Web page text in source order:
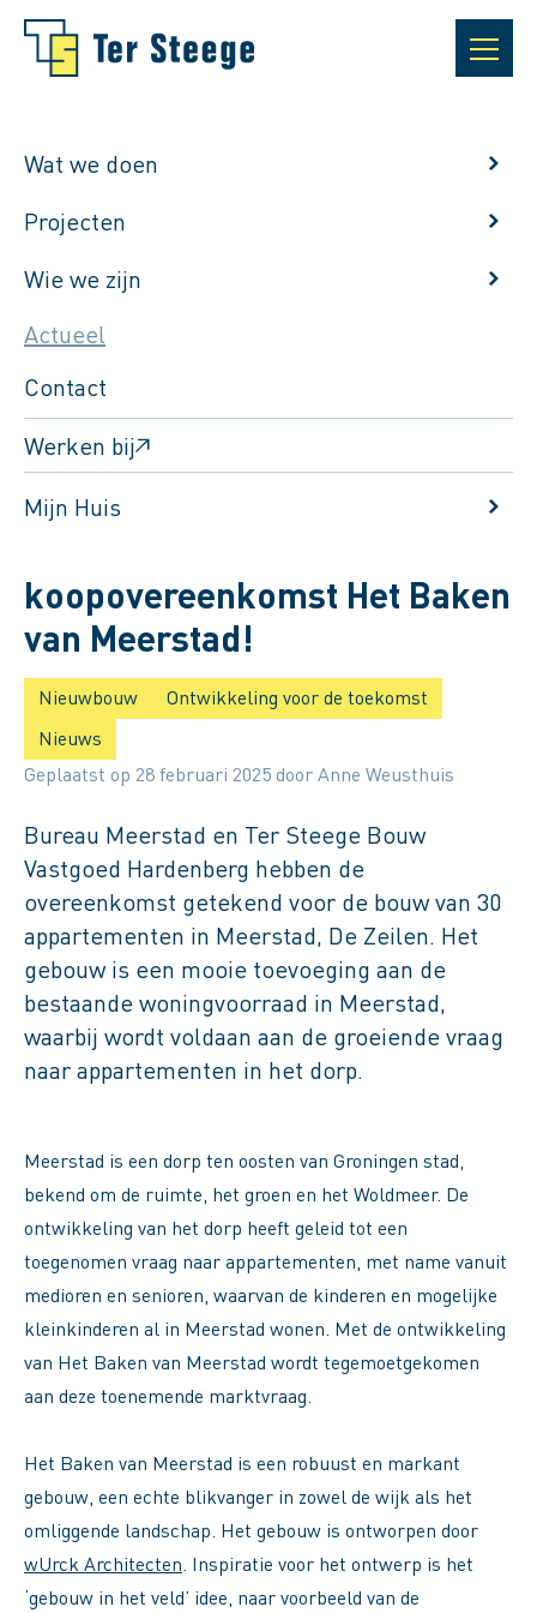
Wat we doen
Projecten
Wie we zijn
Actueel
Contact
Werken bij
Mijn Huis
Terug naar het actuele berichten overzicht
koopovereenkomst Het Baken
van Meerstad!
Nieuwbouw
Ontwikkeling voor de toekomst
Nieuws
Geplaatst op 28 februari 2025 door Anne Weusthuis
Bureau Meerstad en Ter Steege Bouw
Vastgoed Hardenberg hebben de
overeenkomst getekend voor de bouw van 30
appartementen in Meerstad, De Zeilen. Het
gebouw is een mooie toevoeging aan de
bestaande woningvoorraad in Meerstad,
waarbij wordt voldaan aan de groeiende vraag
naar appartementen in het dorp.
Meerstad is een dorp ten oosten van Groningen stad,
bekend om de ruimte, het groen en het Woldmeer. De
ontwikkeling van het dorp heeft geleid tot een
toegenomen vraag naar appartementen, met name vanuit
medioren en senioren, waarvan de kinderen en mogelijke
kleinkinderen al in Meerstad wonen. Met de ontwikkeling
van Het Baken van Meerstad wordt tegemoetgekomen
aan deze toenemende marktvraag.
Het Baken van Meerstad is een robuust en markant
gebouw, een echte blikvanger in zowel de wijk als het
omliggende landschap. Het gebouw is ontworpen door
wUrck Architecten. Inspiratie voor het ontwerp is het
‘gebouw in het veld’ idee, naar voorbeeld van de